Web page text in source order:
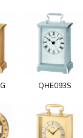
QHE093S